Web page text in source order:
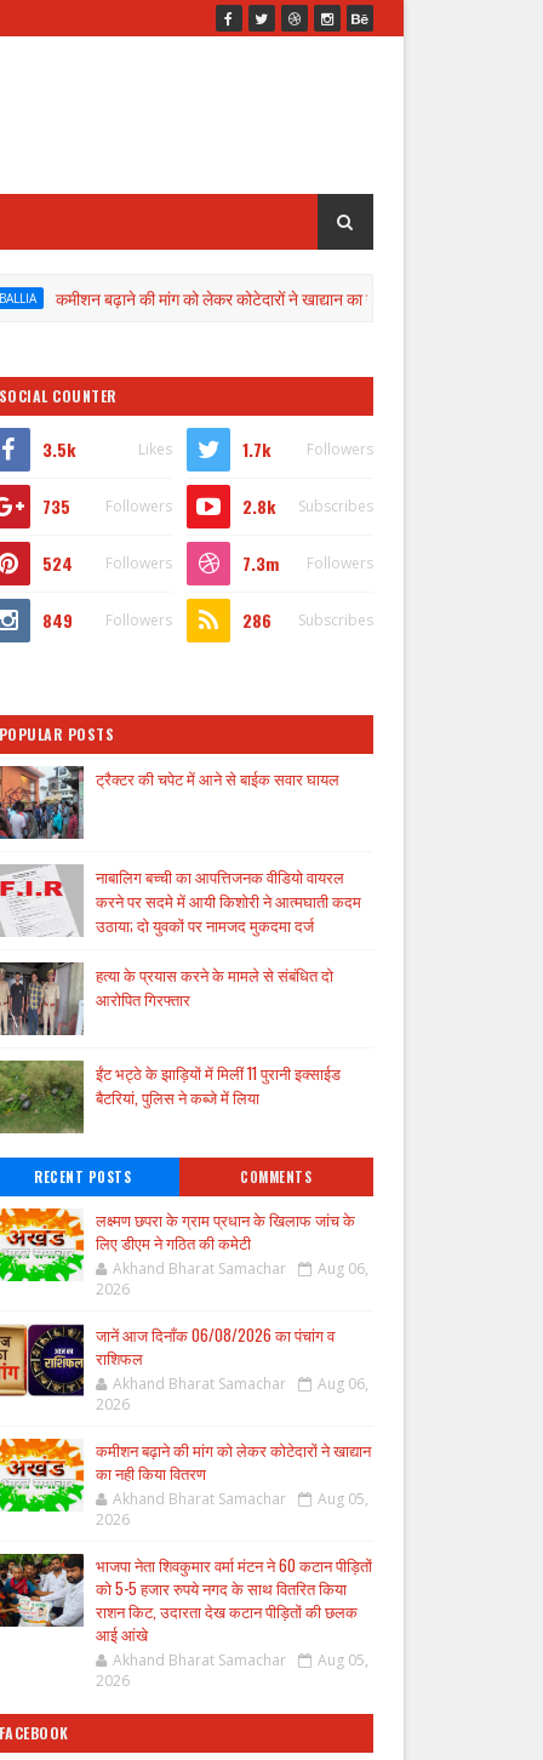
की मांग को लेकर कोटेदारों ने खाद्यान का नही किया वितरण
you
SOCIAL COUNTER
3.5k Likes 1.7k Followers
735 Followers 2.8k Subscribes
524 Followers 7.3m Followers
849 Followers 286 Subscribes
POPULAR POSTS
ट्रैक्टर की चपेट में आने से बाईक सवार घायल
नाबालिग बच्ची का आपत्तिजनक वीडियो वायरल
करने पर सदमे में आयी किशोरी ने आत्मघाती कदम
उठाया; दो युवकों पर नामजद मुकदमा दर्ज
हत्या के प्रयास करने के मामले से संबंधित दो
आरोपित गिरफ्तार
ईंट भट्ठे के झाड़ियों में मिलीं 11 पुरानी इक्साईड
बैटरियां, पुलिस ने कब्जे में लिया
RECENT POSTS COMMENTS
लक्ष्मण छपरा के ग्राम प्रधान के खिलाफ जांच के
लिए डीएम ने गठित की कमेटी
Akhand Bharat Samachar
Aug 06,
2026
जानें आज दिनाँक 06/08/2026 का पंचांग व
राशिफल
Akhand Bharat Samachar
Aug 06,
2026
कमीशन बढ़ाने की मांग को लेकर कोटेदारों ने खाद्यान
का नही किया वितरण
Akhand Bharat Samachar
Aug 05,
2026
भाजपा नेता शिवकुमार वर्मा मंटन ने 60 कटान पीड़ितों
को 5-5 हजार रुपये नगद के साथ वितरित किया
राशन किट, उदारता देख कटान पीड़ितों की छलक
आई आंखे
Akhand Bharat Samachar
Aug 05,
2026
FACEBOOK